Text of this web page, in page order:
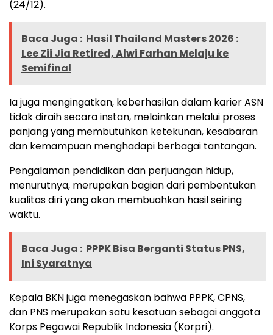
(24/12).
Baca Juga : Hasil Thailand Masters 2026 :
Lee Zii Jia Retired, Alwi Farhan Melaju ke
Semifinal
Ia juga mengingatkan, keberhasilan dalam karier ASN
tidak diraih secara instan, melainkan melalui proses
panjang yang membutuhkan ketekunan, kesabaran
dan kemampuan menghadapi berbagai tantangan.
Pengalaman pendidikan dan perjuangan hidup,
menurutnya, merupakan bagian dari pembentukan
kualitas diri yang akan membuahkan hasil seiring
waktu.
Baca Juga : PPPK Bisa Berganti Status PNS,
Ini Syaratnya
Kepala BKN juga menegaskan bahwa PPPK, CPNS,
dan PNS merupakan satu kesatuan sebagai anggota
Korps Pegawai Republik Indonesia (Korpri).